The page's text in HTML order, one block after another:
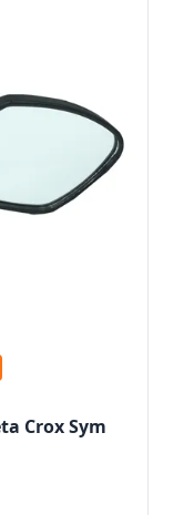
Crox Sym